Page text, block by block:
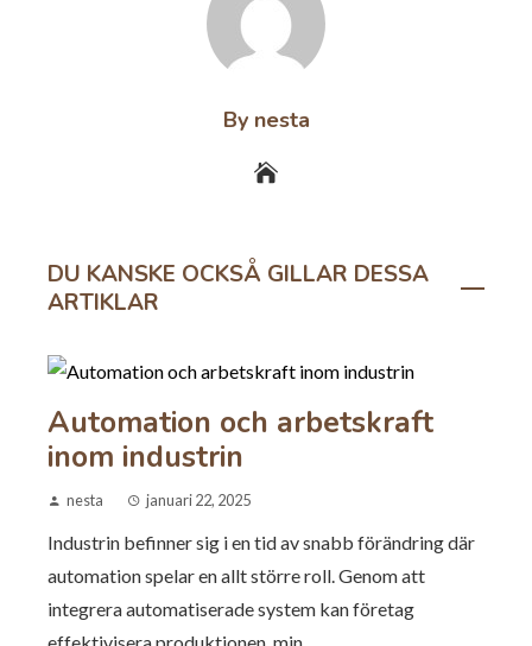
By nesta
DU KANSKE OCKSÅ GILLAR DESSA
ARTIKLAR
Automation och arbetskraft
inom industrin
nesta januari 22, 2025
Industrin befinner sig i en tid av snabb förändring där
automation spelar en allt större roll. Genom att
integrera automatiserade system kan företag